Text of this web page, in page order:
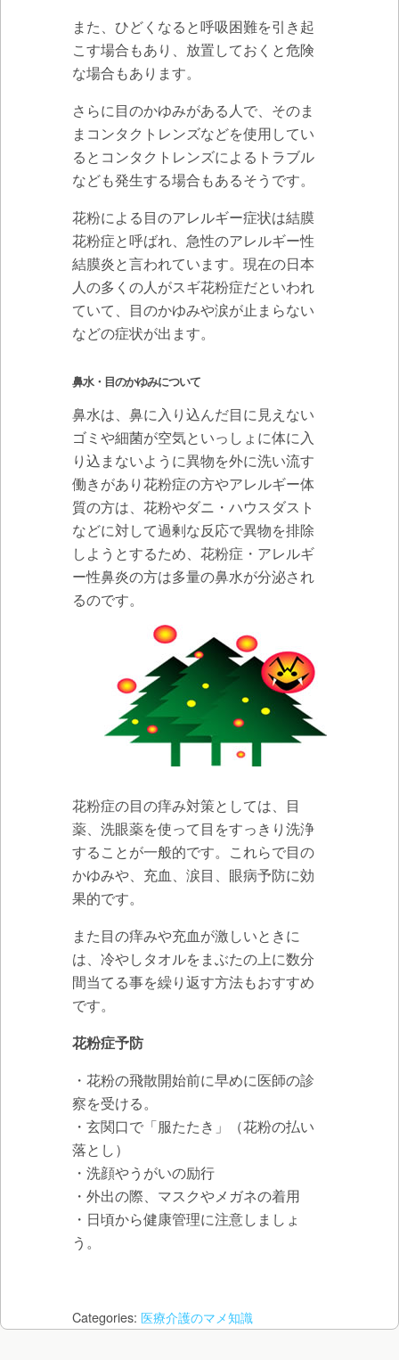
また、ひどくなると呼吸困難を引き起
こす場合もあり、放置しておくと危険
な場合もあります。
さらに目のかゆみがある人で、そのま
まコンタクトレンズなどを使用してい
るとコンタクトレンズによるトラブル
なども発生する場合もあるそうです。
花粉による目のアレルギー症状は結膜
花粉症と呼ばれ、急性のアレルギー性
結膜炎と言われています。現在の日本
人の多くの人がスギ花粉症だといわれ
ていて、目のかゆみや涙が止まらない
などの症状が出ます。
鼻水・目のかゆみについて
鼻水は、鼻に入り込んだ目に見えない
ゴミや細菌が空気といっしょに体に入
り込まないように異物を外に洗い流す
働きがあり花粉症の方やアレルギー体
質の方は、花粉やダニ・ハウスダスト
などに対して過剰な反応で異物を排除
しようとするため、花粉症・アレルギ
ー性鼻炎の方は多量の鼻水が分泌され
るのです。
花粉症の目の痒み対策としては、目
薬、洗眼薬を使って目をすっきり洗浄
することが一般的です。これらで目の
かゆみや、充血、涙目、眼病予防に効
果的です。
また目の痒みや充血が激しいときに
は、冷やしタオルをまぶたの上に数分
間当てる事を繰り返す方法もおすすめ
です。
花粉症予防
・花粉の飛散開始前に早めに医師の診
察を受ける。
・玄関口で「服たたき」（花粉の払い
落とし）
・洗顔やうがいの励行
・外出の際、マスクやメガネの着用
・日頃から健康管理に注意しましょ
う。
Categories: 医療介護のマメ知識